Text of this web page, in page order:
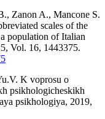
Zanon A., Mancone S.
scales of the
population of Italian
Vol. 16, 1443375.
K voprosu o
psikhologicheskikh
psikhologiya, 2019,